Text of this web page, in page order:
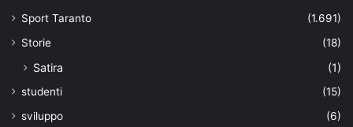
Sport Taranto
(1.691)
Storie
(18)
Satira (1)
studenti
(15)
sviluppo
(6)